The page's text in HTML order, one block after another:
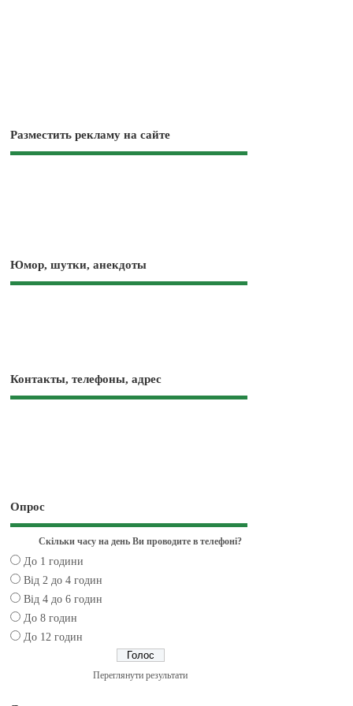
Разместить рекламу на сайте
Юмор, шутки, анекдоты
Контакты, телефоны, адрес
Опрос
Скільки часу на день Ви проводите в телефоні?
До 1 години
Від 2 до 4 годин
Від 4 до 6 годин
До 8 годин
До 12 годин
Переглянути результати